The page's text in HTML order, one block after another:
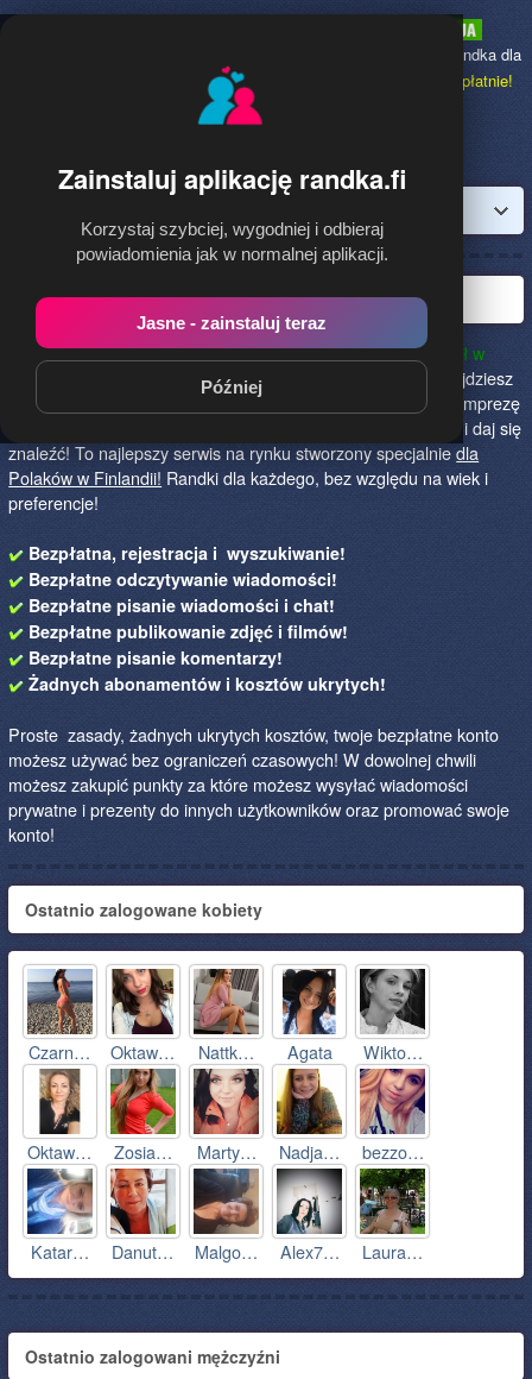
Zainstaluj aplikację randka.fi
Korzystaj szybciej, wygodniej i odbieraj
powiadomienia jak w normalnej aplikacji.
Jasne - zainstaluj teraz
Później
to najpopularniejsza Randka dla
Polaków w Finlandii,
dołącz bezpłatnie!
Polska randka w Finlandii
Randka.fi to najlepszy sposób na poznanie nowych przyjaciół w
Finlandii!
Określ czego szukasz i skończ z samotnością! Znajdziesz
tu osoby szukające miłości lub przygody, chętne na randkę, imprezę
i spotkanie na żywo! Dołącz do nas, powiedz czego szukasz i daj się
znaleźć! To najlepszy serwis na rynku stworzony specjalniedla
Polaków w Finlandii! Randki dla każdego, bez względu na wiek i
preferencje!
Bezpłatna, rejestracja i wyszukiwanie!
Bezpłatne odczytywanie wiadomości!
Bezpłatne pisanie wiadomości i chat!
Bezpłatne publikowanie zdjęć i filmów!
Bezpłatne pisanie komentarzy!
Żadnych abonamentów i kosztów ukrytych!
Proste zasady, żadnych ukrytych kosztów, twoje bezpłatne konto
możesz używać bez ograniczeń czasowych! W dowolnej chwili
możesz zakupić punkty za które możesz wysyłać wiadomości
prywatne i prezenty do innych użytkowników oraz promować swoje
konto!
Ostatnio zalogowane kobiety
Czarn… Oktaw… Nattk… Agata Wikto…
Oktaw… Zosia… Marty… Nadja… bezzo…
Katar… Danut… Malgo… Alex7… Laura…
Ostatnio zalogowani mężczyźni